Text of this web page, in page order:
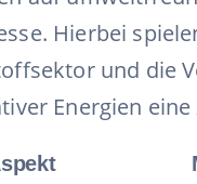
Hierbei
und die
Energien eine